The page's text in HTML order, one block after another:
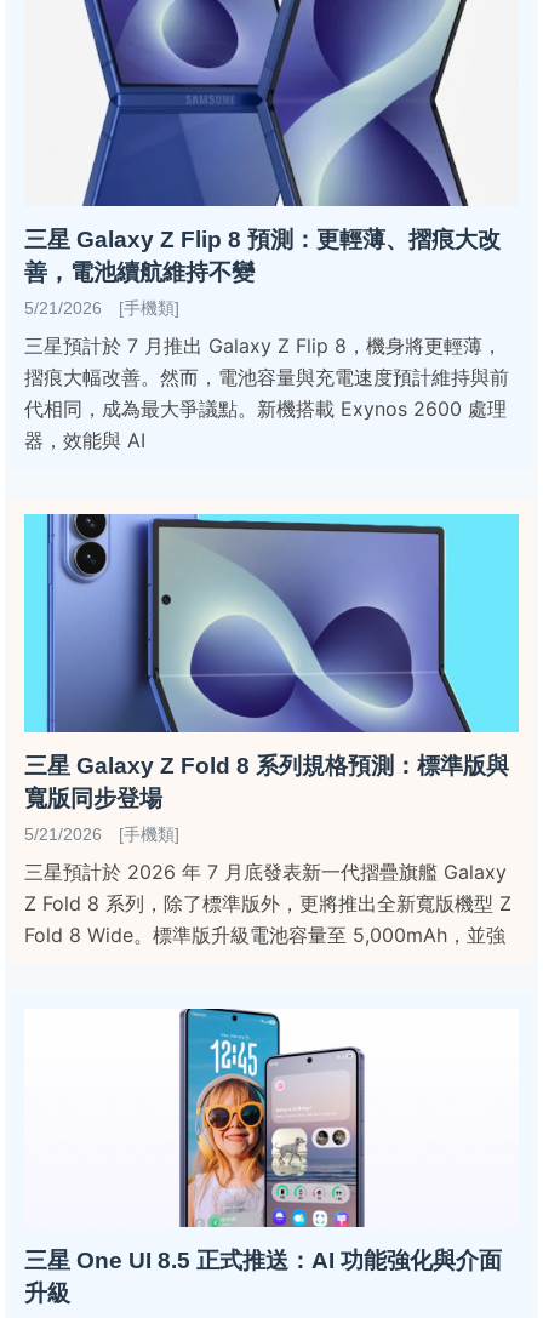
三星 Galaxy Z Flip 8 預測：更輕薄、摺痕大改
善，電池續航維持不變
5/21/2026 [手機類]
三星預計於 7 月推出 Galaxy Z Flip 8，機身將更輕薄，
摺痕大幅改善。然而，電池容量與充電速度預計維持與前
代相同，成為最大爭議點。新機搭載 Exynos 2600 處理
器，效能與 AI
三星 Galaxy Z Fold 8 系列規格預測：標準版與
寬版同步登場
5/21/2026 [手機類]
三星預計於 2026 年 7 月底發表新一代摺疊旗艦 Galaxy
Z Fold 8 系列，除了標準版外，更將推出全新寬版機型 Z
Fold 8 Wide。標準版升級電池容量至 5,000mAh，並強
三星 One UI 8.5 正式推送：AI 功能強化與介面
升級